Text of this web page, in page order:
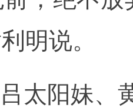
明说。
太阳妹